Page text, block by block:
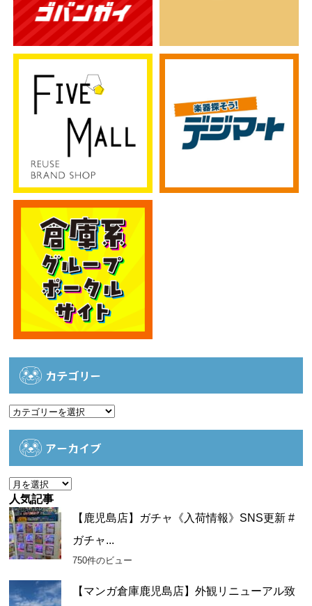
カテゴリー
カ
アーカイブ
ア
ー
カ
イ
ブ
人気記事
【鹿児島店】ガチャ《入荷情報》SNS更新 #
ガチャ...
750件のビュー
【マンガ倉庫鹿児島店】外観リニューアル致